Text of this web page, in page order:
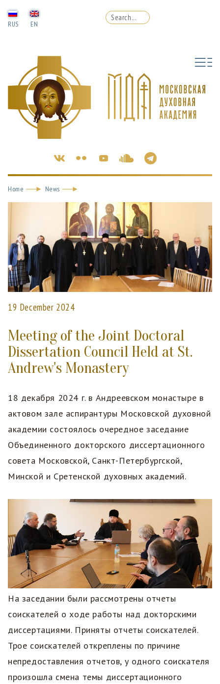
RUS EN
Home News
19 December 2024
Meeting of the Joint Doctoral
Dissertation Council Held at St.
Andrew's Monastery
18 декабря 2024 г. в Андреевском монастыре в
актовом зале аспирантуры Московской духовной
академии состоялось очередное заседание
Объединенного докторского диссертационного
совета Московской, Санкт-Петербургской,
Минской и Сретенской духовных академий.
На заседании были рассмотрены отчеты
соискателей о ходе работы над докторскими
диссертациями. Приняты отчеты соискателей.
Трое соискателей откреплены по причине
непредоставления отчетов, у одного соискателя
произошла смена темы диссертационного